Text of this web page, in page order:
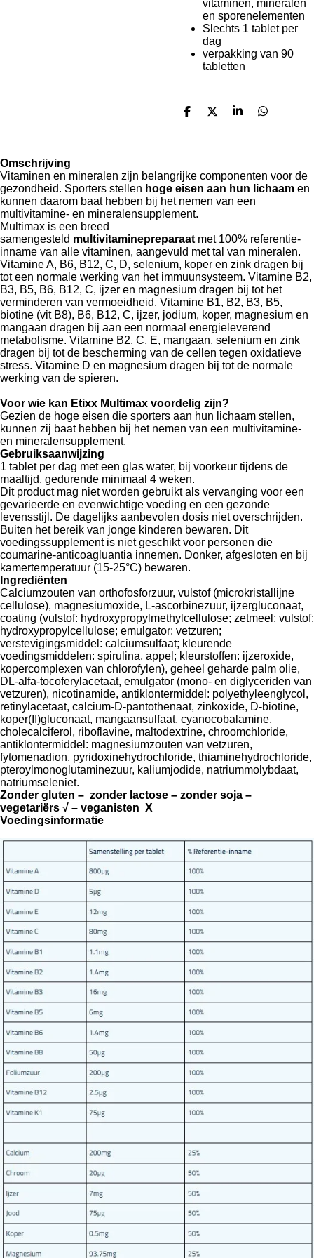
vitaminen, mineralen
en sporenelementen
Slechts 1 tablet per
dag
verpakking van 90
tabletten
D
D
S
D
Omschrijving
Vitaminen en mineralen zijn belangrijke componenten voor de
gezondheid. Sporters stellen hoge eisen aan hun lichaam en
kunnen daarom baat hebben bij het nemen van een
multivitamine- en mineralensupplement.
Multimax is een breed
samengesteld multivitaminepreparaat met 100% referentie-
inname van alle vitaminen, aangevuld met tal van mineralen.
Vitamine A, B6, B12, C, D, selenium, koper en zink dragen bij
tot een normale werking van het immuunsysteem. Vitamine B2,
B3, B5, B6, B12, C, ijzer en magnesium dragen bij tot het
verminderen van vermoeidheid. Vitamine B1, B2, B3, B5,
biotine (vit B8), B6, B12, C, ijzer, jodium, koper, magnesium en
mangaan dragen bij aan een normaal energieleverend
metabolisme. Vitamine B2, C, E, mangaan, selenium en zink
dragen bij tot de bescherming van de cellen tegen oxidatieve
stress. Vitamine D en magnesium dragen bij tot de normale
werking van de spieren.
Voor wie kan Etixx Multimax voordelig zijn?
Gezien de hoge eisen die sporters aan hun lichaam stellen,
kunnen zij baat hebben bij het nemen van een multivitamine-
en mineralensupplement.
Gebruiksaanwijzing
1 tablet per dag met een glas water, bij voorkeur tijdens de
maaltijd, gedurende minimaal 4 weken.
Dit product mag niet worden gebruikt als vervanging voor een
gevarieerde en evenwichtige voeding en een gezonde
levensstijl. De dagelijks aanbevolen dosis niet overschrijden.
Buiten het bereik van jonge kinderen bewaren. Dit
voedingssupplement is niet geschikt voor personen die
coumarine-anticoagluantia innemen. Donker, afgesloten en bij
kamertemperatuur (15-25°C) bewaren.
Ingrediënten
Calciumzouten van orthofosforzuur, vulstof (microkristallijne
cellulose), magnesiumoxide, L-ascorbinezuur, ijzergluconaat,
coating (vulstof: hydroxypropylmethylcellulose; zetmeel; vulstof:
hydroxypropylcellulose; emulgator: vetzuren;
verstevigingsmiddel: calciumsulfaat; kleurende
voedingsmiddelen: spirulina, appel; kleurstoffen: ijzeroxide,
kopercomplexen van chlorofylen), geheel geharde palm olie,
DL-alfa-tocoferylacetaat, emulgator (mono- en diglyceriden van
vetzuren), nicotinamide, antiklontermiddel: polyethyleenglycol,
retinylacetaat, calcium-D-pantothenaat, zinkoxide, D-biotine,
koper(II)gluconaat, mangaansulfaat, cyanocobalamine,
cholecalciferol, riboflavine, maltodextrine, chroomchloride,
antiklontermiddel: magnesiumzouten van vetzuren,
fytomenadion, pyridoxinehydrochloride, thiaminehydrochloride,
pteroylmonoglutaminezuur, kaliumjodide, natriummolybdaat,
natriumseleniet.
Zonder gluten – zonder lactose – zonder soja –
vegetariërs √ – veganisten X
Voedingsinformatie